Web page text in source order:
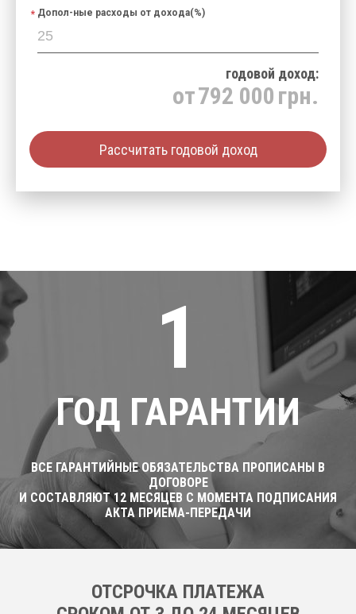
Допол-ные расходы от дохода(%)
годовой доход:
от792 000 грн.
Рассчитать годовой доход
1
ГОД ГАРАНТИИ
ВСЕ ГАРАНТИЙНЫЕ ОБЯЗАТЕЛЬСТВА ПРОПИСАНЫ В
ДОГОВОРЕ
И СОСТАВЛЯЮТ 12 МЕСЯЦЕВ С МОМЕНТА ПОДПИСАНИЯ
АКТА ПРИЕМА-ПЕРЕДАЧИ
ОТСРОЧКА ПЛАТЕЖА